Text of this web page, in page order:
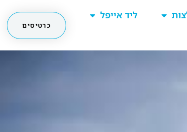
ליד אייפל
כרטיסים